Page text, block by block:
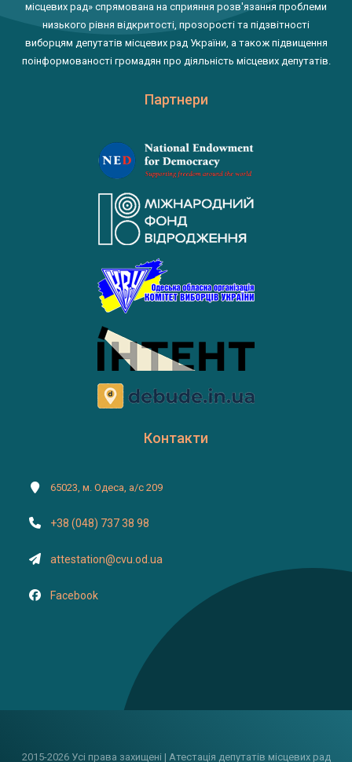
місцевих рад» спрямована на сприяння розв'язання проблеми
низького рівня відкритості, прозорості та підзвітності
виборцям депутатів місцевих рад України, а також підвищення
поінформованості громадян про діяльність місцевих депутатів.
Партнери
Контакти
65023, м. Одеса, а/с 209
+38 (048) 737 38 98
attestation@cvu.od.ua
Facebook
2015-2026 Усі права захищені | Атестація депутатів місцевих рад